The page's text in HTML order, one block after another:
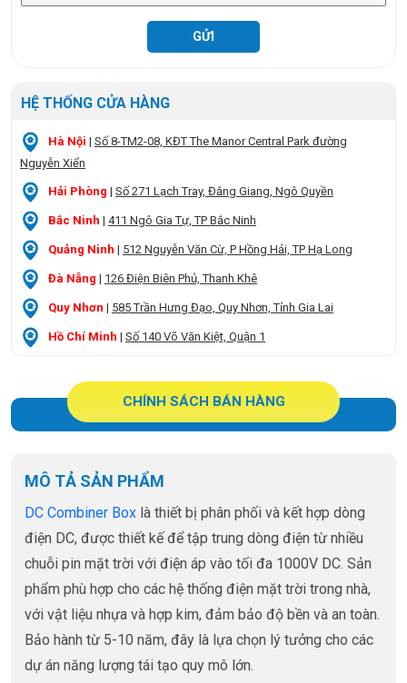
HỆ THỐNG CỬA HÀNG
Hà Nội | Số 8-TM2-08, KĐT The Manor Central Park đường
Nguyễn Xiển
Hải Phòng | Số 271 Lạch Tray, Đằng Giang, Ngô Quyền
Bắc Ninh | 411 Ngô Gia Tự, TP Bắc Ninh
Quảng Ninh | 512 Nguyễn Văn Cừ, P Hồng Hải, TP Hạ Long
Đà Nẵng | 126 Điện Biên Phủ, Thanh Khê
Quy Nhơn | 585 Trần Hưng Đạo, Quy Nhơn, Tỉnh Gia Lai
Hồ Chí Minh | Số 140 Võ Văn Kiệt, Quận 1
CHÍNH SÁCH BÁN HÀNG
MÔ TẢ SẢN PHẨM
DC Combiner Box là thiết bị phân phối và kết hợp dòng
điện DC, được thiết kế để tập trung dòng điện từ nhiều
chuỗi pin mặt trời với điện áp vào tối đa 1000V DC. Sản
phẩm phù hợp cho các hệ thống điện mặt trời trong nhà,
với vật liệu nhựa và hợp kim, đảm bảo độ bền và an toàn.
Bảo hành từ 5-10 năm, đây là lựa chọn lý tưởng cho các
dự án năng lượng tái tạo quy mô lớn.